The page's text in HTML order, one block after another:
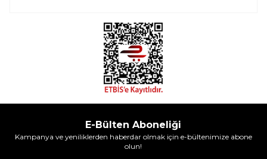
E-Bülten Aboneliği
Kampanya ve yeniliklerden haberdar olmak için e-bültenimize abone
olun!